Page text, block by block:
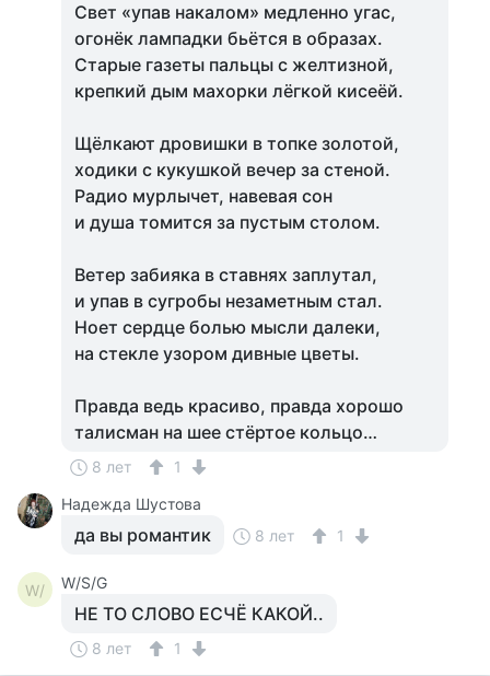
Свет «упав накалом» медленно угас,
огонёк лампадки бьётся в образах.
Старые газеты пальцы с желтизной,
крепкий дым махорки лёгкой кисеёй.
Щёлкают дровишки в топке золотой,
ходики с кукушкой вечер за стеной.
Радио мурлычет, навевая сон
и душа томится за пустым столом.
Ветер забияка в ставнях заплутал,
и упав в сугробы незаметным стал.
Ноет сердце болью мысли далеки,
на стекле узором дивные цветы.
Правда ведь красиво, правда хорошо
талисман на шее стёртое кольцо…
8 лет
1
Надежда Шустова
да вы романтик 8 лет 1
W/ W/S/G
НЕ ТО СЛОВО ЕСЧЁ КАКОЙ..
8 лет 1